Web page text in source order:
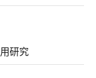
研究